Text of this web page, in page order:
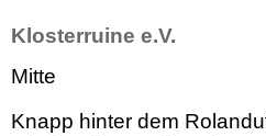
Klosterruine e.V.
Mitte
Knapp hinter dem